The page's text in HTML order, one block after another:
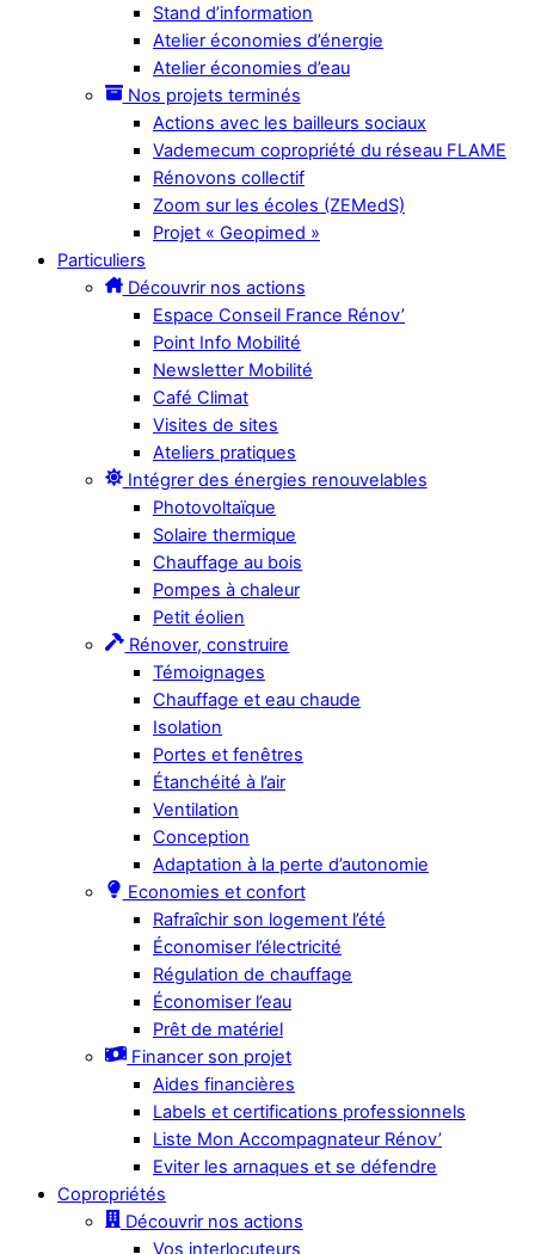
Stand d’information
Atelier économies d’énergie
Atelier économies d’eau
Nos projets terminés
Actions avec les bailleurs sociaux
Vademecum copropriété du réseau FLAME
Rénovons collectif
Zoom sur les écoles (ZEMedS)
Projet « Geopimed »
Particuliers
Découvrir nos actions
Espace Conseil France Rénov’
Point Info Mobilité
Newsletter Mobilité
Café Climat
Visites de sites
Ateliers pratiques
Intégrer des énergies renouvelables
Photovoltaïque
Solaire thermique
Chauffage au bois
Pompes à chaleur
Petit éolien
Rénover, construire
Témoignages
Chauffage et eau chaude
Isolation
Portes et fenêtres
Étanchéité à l’air
Ventilation
Conception
Adaptation à la perte d’autonomie
Economies et confort
Rafraîchir son logement l’été
Économiser l’électricité
Régulation de chauffage
Économiser l’eau
Prêt de matériel
Financer son projet
Aides financières
Labels et certifications professionnels
Liste Mon Accompagnateur Rénov’
Eviter les arnaques et se défendre
Copropriétés
Découvrir nos actions
Vos interlocuteurs